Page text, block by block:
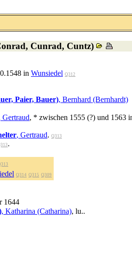
Cunrad, Cuntz)
in Wunsiedel Q312
Paier, Bauer), Bernhard (Bernhardt)
Gertraud, * zwischen 1555 (?) und 1563
, Gertraud. Q313
.
Q314 Q315 Q309
1644
, Katharina (Catharina), lu..